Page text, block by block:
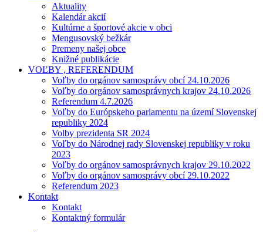
Aktuality
Kalendár akcií
Kultúrne a športové akcie v obci
Mengusovský bežkár
Premeny našej obce
Knižné publikácie
VOĽBY , REFERENDUM
Voľby do orgánov samosprávy obcí 24.10.2026
Voľby do orgánov samosprávnych krajov 24.10.2026
Referendum 4.7.2026
Voľby do Európskeho parlamentu na území Slovenskej
republiky 2024
Volby prezidenta SR 2024
Voľby do Národnej rady Slovenskej republiky v roku
2023
Voľby do orgánov samosprávnych krajov 29.10.2022
Voľby do orgánov samosprávy obcí 29.10.2022
Referendum 2023
Kontakt
Kontakt
Kontaktný formulár